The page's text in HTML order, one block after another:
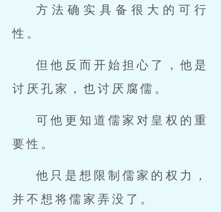
方法确实具备很大的可行
性。
但他反而开始担心了，他是
讨厌孔家，也讨厌腐儒。
可他更知道儒家对皇权的重
要性。
他只是想限制儒家的权力，
并不想将儒家弄没了。